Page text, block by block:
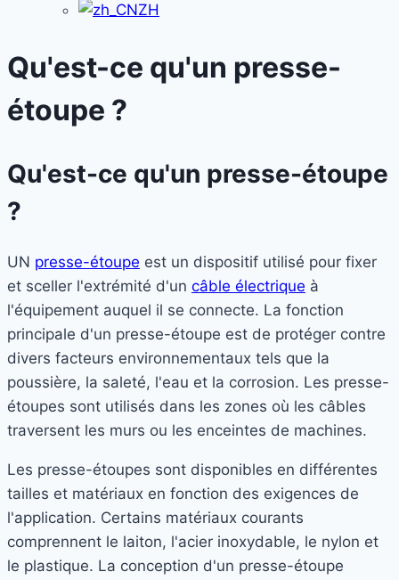
ZH
Qu'est-ce qu'un presse-
étoupe ?
Qu'est-ce qu'un presse-étoupe
?
UN presse-étoupe est un dispositif utilisé pour fixer
et sceller l'extrémité d'un câble électrique à
l'équipement auquel il se connecte. La fonction
principale d'un presse-étoupe est de protéger contre
divers facteurs environnementaux tels que la
poussière, la saleté, l'eau et la corrosion. Les presse-
étoupes sont utilisés dans les zones où les câbles
traversent les murs ou les enceintes de machines.
Les presse-étoupes sont disponibles en différentes
tailles et matériaux en fonction des exigences de
l'application. Certains matériaux courants
comprennent le laiton, l'acier inoxydable, le nylon et
le plastique. La conception d'un presse-étoupe